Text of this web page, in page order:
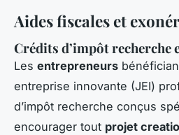
Aides fiscales et
Crédits d’impôt recherche
Les entrepreneurs
entreprise innovante (JEI)
d’impôt recherche conçus
encourager tout projet